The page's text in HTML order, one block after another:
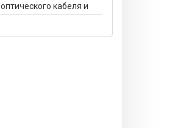
оптического кабеля и